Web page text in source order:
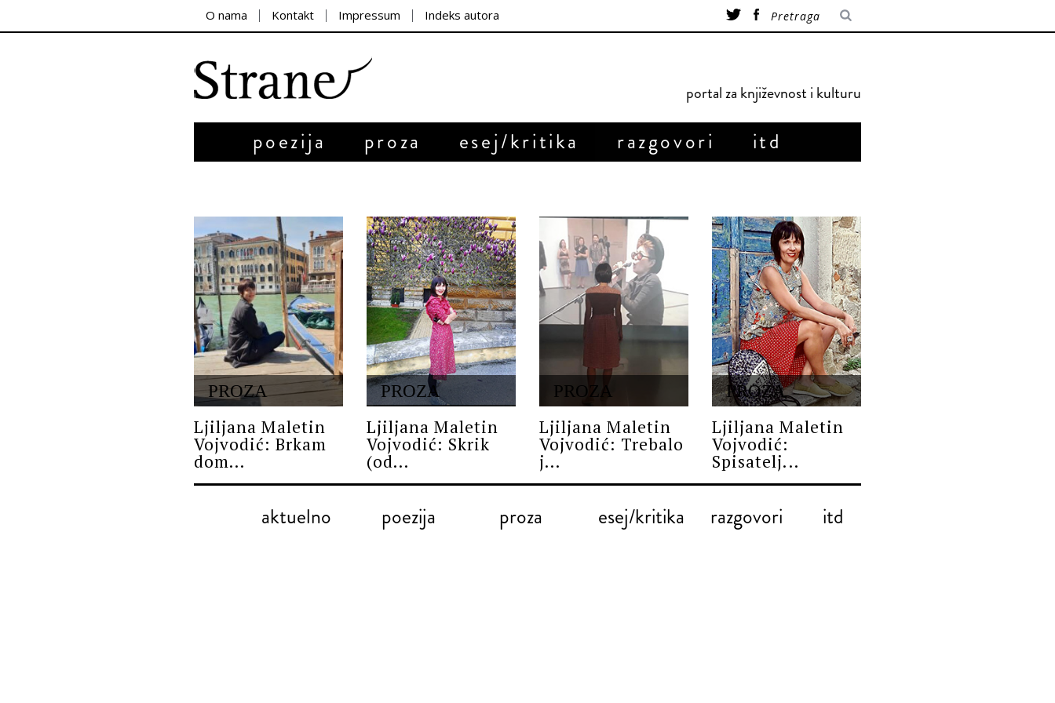
O nama Kontakt Impressum Indeks autora
portal za književnost i kulturu
poezija proza esej/kritika razgovori itd
PROZA
Ljiljana Maletin
Vojvodić: Brkam
dom...
PROZA
Ljiljana Maletin
Vojvodić: Skrik
(od...
PROZA
Ljiljana Maletin
Vojvodić: Trebalo
j...
PROZA
Ljiljana Maletin
Vojvodić:
Spisatelj...
aktuelno poezija proza esej/kritika razgovori itd